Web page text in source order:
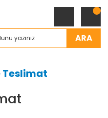
ARA
Teslimat